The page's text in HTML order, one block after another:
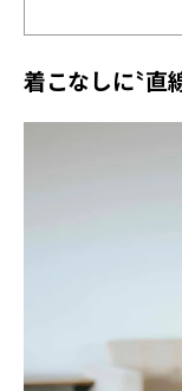
着こなしに〝直